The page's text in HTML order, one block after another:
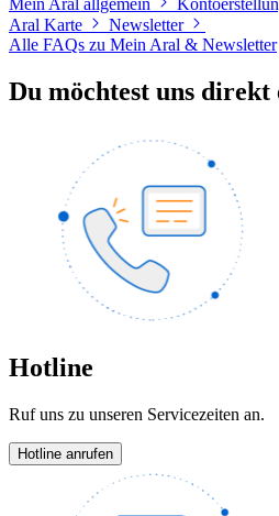
Aral Karte
Newsletter
Alle FAQs zu Mein Aral & Newsletter
Du möchtest uns direkt
Hotline
Ruf uns zu unseren Servicezeiten an.
Hotline anrufen